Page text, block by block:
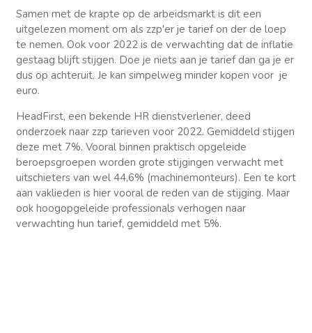
Samen met de krapte op de arbeidsmarkt is dit een
uitgelezen moment om als zzp'er je tarief on der de loep
te nemen. Ook voor 2022 is de verwachting dat de inflatie
gestaag blijft stijgen. Doe je niets aan je tarief dan ga je er
dus op achteruit. Je kan simpelweg minder kopen voor je
euro.
HeadFirst, een bekende HR dienstverlener, deed
onderzoek naar zzp tarieven voor 2022. Gemiddeld stijgen
deze met 7%. Vooral binnen praktisch opgeleide
beroepsgroepen worden grote stijgingen verwacht met
uitschieters van wel 44,6% (machinemonteurs). Een te kort
aan vaklieden is hier vooral de reden van de stijging. Maar
ook hoogopgeleide professionals verhogen naar
verwachting hun tarief, gemiddeld met 5%.